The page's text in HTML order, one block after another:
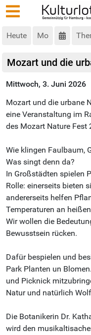
Heute Mo
Mozart und die
Mittwoch, 3. Juni 2026
Mozart und die urbane
eine Veranstaltung im
des Mozart Nature Fest
Wie klingen Faulbaum,
Was singt denn da?
In Großstädten spielen
Rolle: einerseits bieten
andererseits helfen
Temperaturen an
Wir wollen die
Bewusstsein rücken.
Dafür bespielen und
Park Planten un
und Picknick
Natur und natürlich
Die Botanikerin Dr.
wird den